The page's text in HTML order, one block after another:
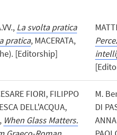
La svolta pratica
pratica, MACERATA,
[Editorship]
FIORI, FILIPPO
DELL'ACQUA,
When Glass Matters.
M.
DI